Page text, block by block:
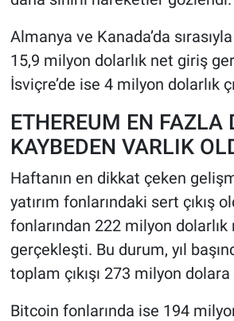
Almanya ve Kanada’da
15,9 milyon dolarlık net giriş
İsviçre’de ise 4 milyon dolarlık
ETHEREUM EN FAZLA
KAYBEDEN VARLIK
Haftanın en dikkat çeken
yatırım fonlarındaki sert çıkış
fonlarından 222 milyon dolarlık
gerçekleşti. Bu durum, yıl
toplam çıkışı 273 milyon dolara
Bitcoin fonlarında ise 194